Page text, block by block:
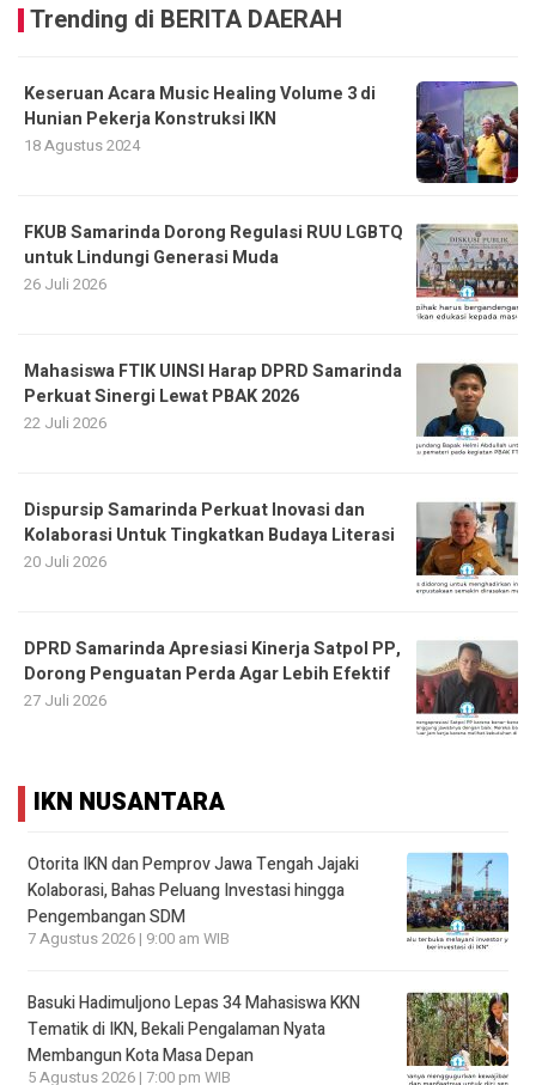
Trending di BERITA DAERAH
Keseruan Acara Music Healing Volume 3 di
Hunian Pekerja Konstruksi IKN
18 Agustus 2024
FKUB Samarinda Dorong Regulasi RUU LGBTQ
untuk Lindungi Generasi Muda
26 Juli 2026
Mahasiswa FTIK UINSI Harap DPRD Samarinda
Perkuat Sinergi Lewat PBAK 2026
22 Juli 2026
Dispursip Samarinda Perkuat Inovasi dan
Kolaborasi Untuk Tingkatkan Budaya Literasi
20 Juli 2026
DPRD Samarinda Apresiasi Kinerja Satpol PP,
Dorong Penguatan Perda Agar Lebih Efektif
27 Juli 2026
IKN NUSANTARA
Otorita IKN dan Pemprov Jawa Tengah Jajaki
Kolaborasi, Bahas Peluang Investasi hingga
Pengembangan SDM
7 Agustus 2026 | 9:00 am WIB
Basuki Hadimuljono Lepas 34 Mahasiswa KKN
Tematik di IKN, Bekali Pengalaman Nyata
Membangun Kota Masa Depan
5 Agustus 2026 | 7:00 pm WIB